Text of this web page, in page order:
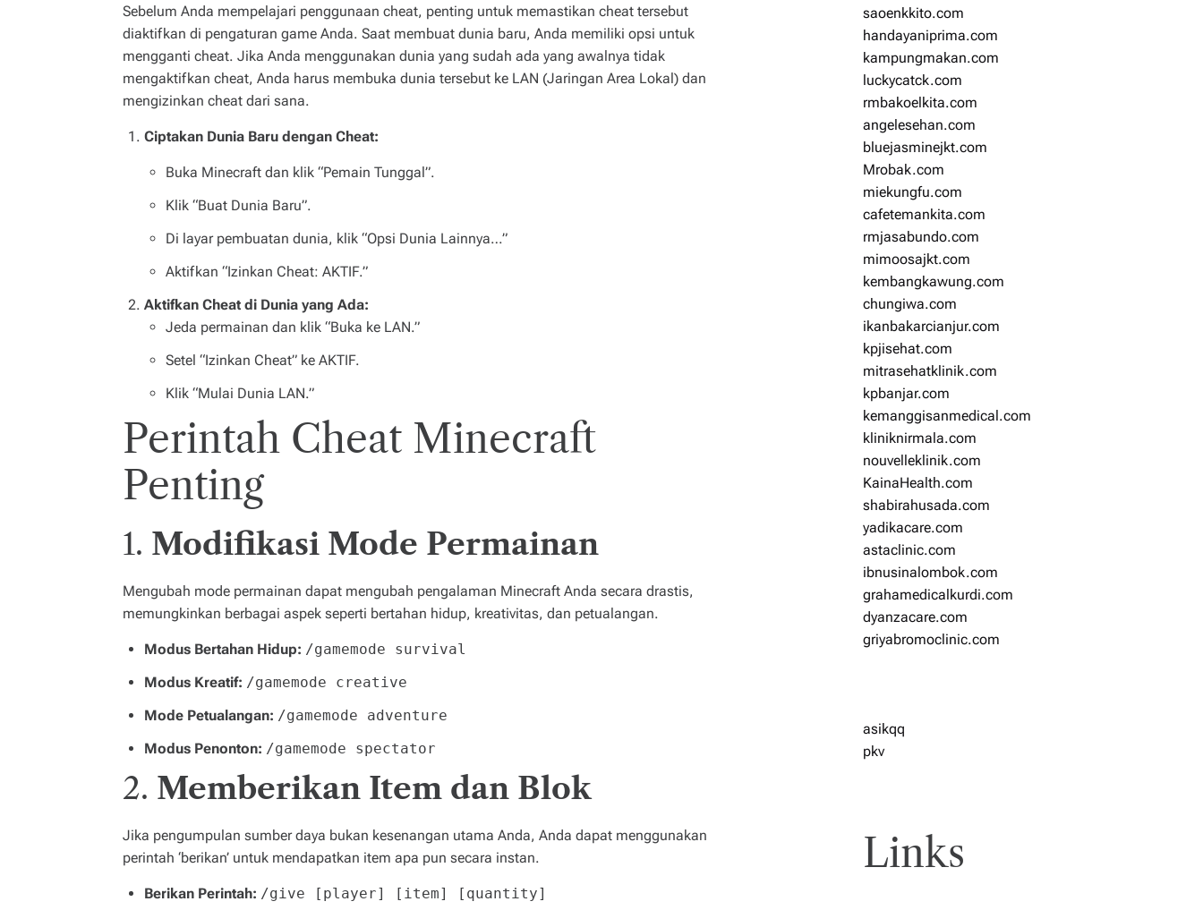
Sebelum Anda mempelajari penggunaan cheat, penting untuk memastikan cheat tersebut
diaktifkan di pengaturan game Anda. Saat membuat dunia baru, Anda memiliki opsi untuk
mengganti cheat. Jika Anda menggunakan dunia yang sudah ada yang awalnya tidak
mengaktifkan cheat, Anda harus membuka dunia tersebut ke LAN (Jaringan Area Lokal) dan
mengizinkan cheat dari sana.
Ciptakan Dunia Baru dengan Cheat:
Buka Minecraft dan klik “Pemain Tunggal”.
Klik “Buat Dunia Baru”.
Di layar pembuatan dunia, klik “Opsi Dunia Lainnya…”
Aktifkan “Izinkan Cheat: AKTIF.”
Aktifkan Cheat di Dunia yang Ada:
Jeda permainan dan klik “Buka ke LAN.”
Setel “Izinkan Cheat” ke AKTIF.
Klik “Mulai Dunia LAN.”
Perintah Cheat Minecraft
Penting
1. Modifikasi Mode Permainan
Mengubah mode permainan dapat mengubah pengalaman Minecraft Anda secara drastis,
memungkinkan berbagai aspek seperti bertahan hidup, kreativitas, dan petualangan.
Modus Bertahan Hidup: /gamemode survival
Modus Kreatif: /gamemode creative
Mode Petualangan: /gamemode adventure
Modus Penonton: /gamemode spectator
2. Memberikan Item dan Blok
Jika pengumpulan sumber daya bukan kesenangan utama Anda, Anda dapat menggunakan
perintah ‘berikan’ untuk mendapatkan item apa pun secara instan.
Berikan Perintah: /give [player] [item] [quantity]
saoenkkito.com
handayaniprima.com
kampungmakan.com
luckycatck.com
rmbakoelkita.com
angelesehan.com
bluejasminejkt.com
Mrobak.com
miekungfu.com
cafetemankita.com
rmjasabundo.com
mimoosajkt.com
kembangkawung.com
chungiwa.com
ikanbakarcianjur.com
kpjisehat.com
mitrasehatklinik.com
kpbanjar.com
kemanggisanmedical.com
kliniknirmala.com
nouvelleklinik.com
KainaHealth.com
shabirahusada.com
yadikacare.com
astaclinic.com
ibnusinalombok.com
grahamedicalkurdi.com
dyanzacare.com
griyabromoclinic.com
asikqq
pkv
Links